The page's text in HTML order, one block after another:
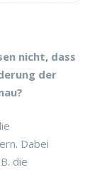
nicht, dass
der
Dabei
die